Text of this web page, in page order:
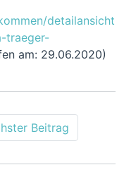
detailansicht
traeger-
am: 29.06.2020)
Beitrag